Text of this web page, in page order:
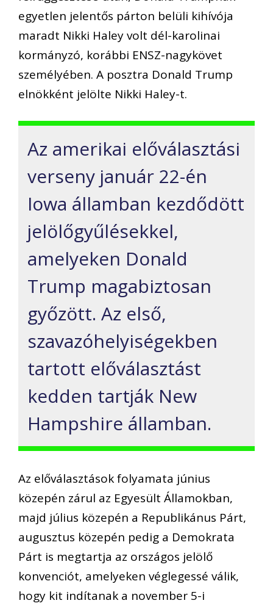
egyetlen jelentős párton belüli kihívója
maradt Nikki Haley volt dél-karolinai
kormányzó, korábbi ENSZ-nagykövet
személyében. A posztra Donald Trump
elnökként jelölte Nikki Haley-t.
Az amerikai előválasztási
verseny január 22-én
Iowa államban kezdődött
jelölőgyűlésekkel,
amelyeken Donald
Trump magabiztosan
győzött. Az első,
szavazóhelyiségekben
tartott előválasztást
kedden tartják New
Hampshire államban.
Az előválasztások folyamata június
közepén zárul az Egyesült Államokban,
majd július közepén a Republikánus Párt,
augusztus közepén pedig a Demokrata
Párt is megtartja az országos jelölő
konvenciót, amelyeken véglegessé válik,
hogy kit indítanak a november 5-i